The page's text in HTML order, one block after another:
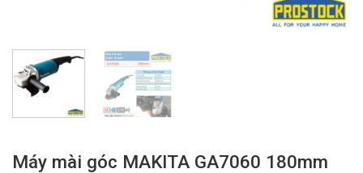
Máy mài góc MAKITA GA7060 180mm